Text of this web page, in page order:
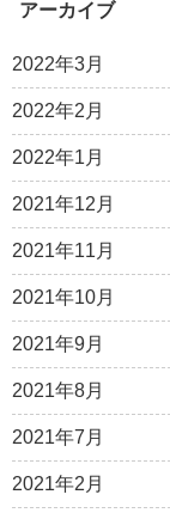
アーカイブ
2022年3月
2022年2月
2022年1月
2021年12月
2021年11月
2021年10月
2021年9月
2021年8月
2021年7月
2021年2月